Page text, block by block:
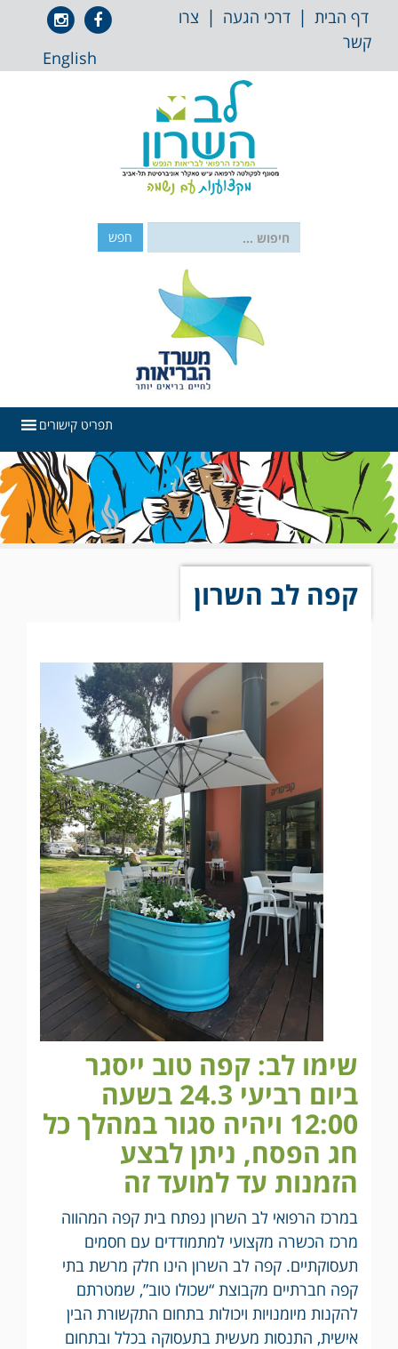
לתוכן
דף הבית| דרכי הגעה| צרו
קשר
אייקון
פייסבוק
אייקון
אינסטגרם
English
תפריט קישורים
קפה לב השרון
שימו לב: קפה טוב ייסגר
ביום רביעי 24.3 בשעה
12:00 ויהיה סגור במהלך כל
חג הפסח, ניתן לבצע
הזמנות עד למועד זה
במרכז הרפואי לב השרון נפתח בית קפה המהווה
מרכז הכשרה מקצועי למתמודדים עם חסמים
תעסוקתיים. קפה לב השרון הינו חלק מרשת בתי
קפה חברתיים מקבוצת “שכולו טוב”, שמטרתם
להקנות מיומנויות ויכולות בתחום התקשורת הבין
אישית, התנסות מעשית בתעסוקה בכלל ובתחום